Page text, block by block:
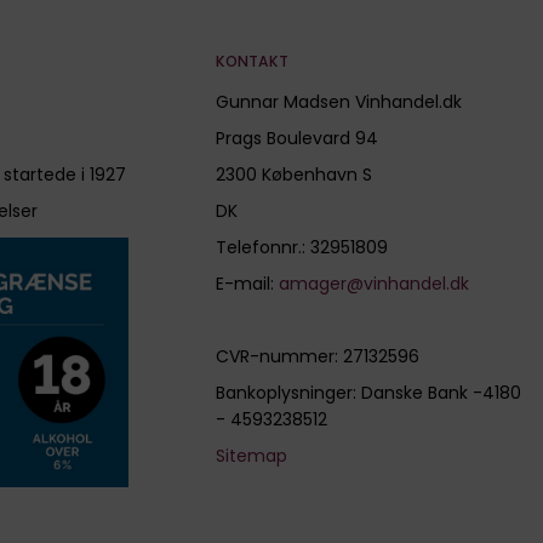
i 1927
KONTAKT
Gunnar Madsen Vinhandel.dk
Prags Boulevard 94
2300 København S
DK
Telefonnr.: 32951809
E-mail: amager@vinhandel.dk
CVR-nummer: 27132596
Bankoplysninger: Danske Bank -4180
- 4593238512
Sitemap